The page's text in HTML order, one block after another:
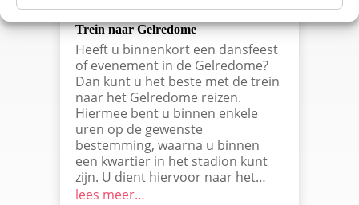
Trein naar Gelredome
Heeft u binnenkort een dansfeest
of evenement in de Gelredome?
Dan kunt u het beste met de trein
naar het Gelredome reizen.
Hiermee bent u binnen enkele
uren op de gewenste
bestemming, waarna u binnen
een kwartier in het stadion kunt
zijn. U dient hiervoor naar het…
lees meer…